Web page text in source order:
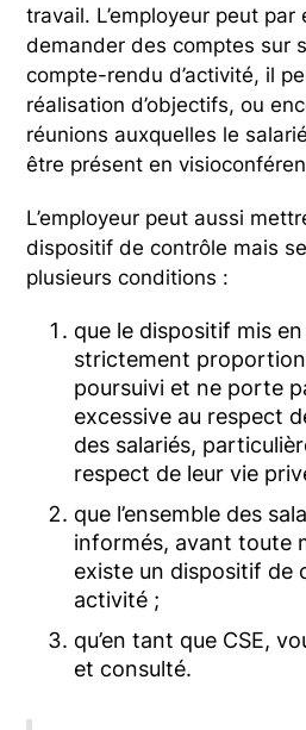
travail. L’employeur peut par
demander des comptes sur
compte-rendu d’activité, il
réalisation d’objectifs, ou
réunions auxquelles le
être présent en
L’employeur peut aussi
dispositif de contrôle mais
plusieurs conditions :
que le dispositif mis
strictement
poursuivi et ne porte
excessive au respect
des salariés,
respect de leur vie
que l’ensemble des
informés, avant toute
existe un dispositif de
activité ;
qu’en tant que CSE,
et consulté.